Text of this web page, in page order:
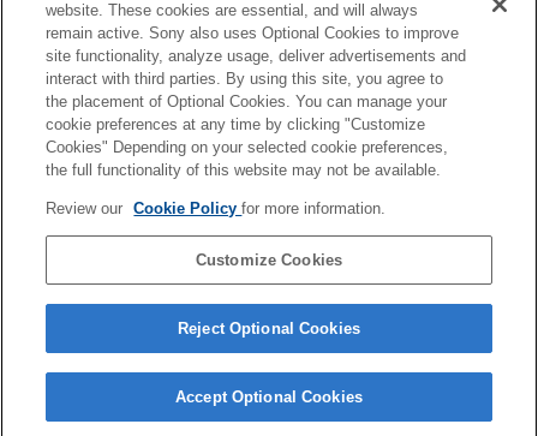
在智能手机上可用的功能
使用电脑
附录
如果遇到问题
如果您相机的系统软件版本为Ver.3.00或更高版本，请参
阅以下URL上的帮助指南。
https://helpguide.sony.net/ilc/2410/v1/zh-cn/index.html
website. These cookies are essential, and will always
remain active. Sony also uses Optional Cookies to improve
site functionality, analyze usage, deliver advertisements and
interact with third parties. By using this site, you agree to
the placement of Optional Cookies. You can manage your
cookie preferences at any time by clicking "Customize
Cookies" Depending on your selected cookie preferences,
the full functionality of this website may not be available.
Review our Cookie Policyfor more information.
Customize Cookies
Reject Optional Cookies
Accept Optional Cookies